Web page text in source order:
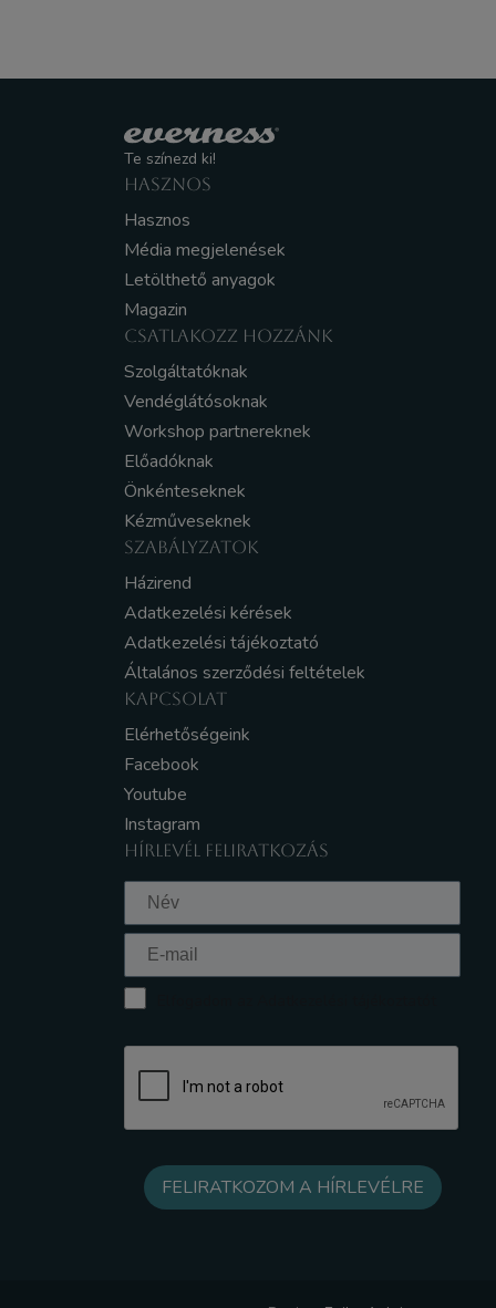
Te színezd ki!
HASZNOS
Hasznos
Média megjelenések
Letölthető anyagok
Magazin
CSATLAKOZZ HOZZÁNK
Szolgáltatóknak
Vendéglátósoknak
Workshop partnereknek
Előadóknak
Önkénteseknek
Kézműveseknek
SZABÁLYZATOK
Házirend
Adatkezelési kérések
Adatkezelési tájékoztató
Általános szerződési feltételek
KAPCSOLAT
Elérhetőségeink
Facebook
Youtube
Instagram
HÍRLEVÉL FELIRATKOZÁS